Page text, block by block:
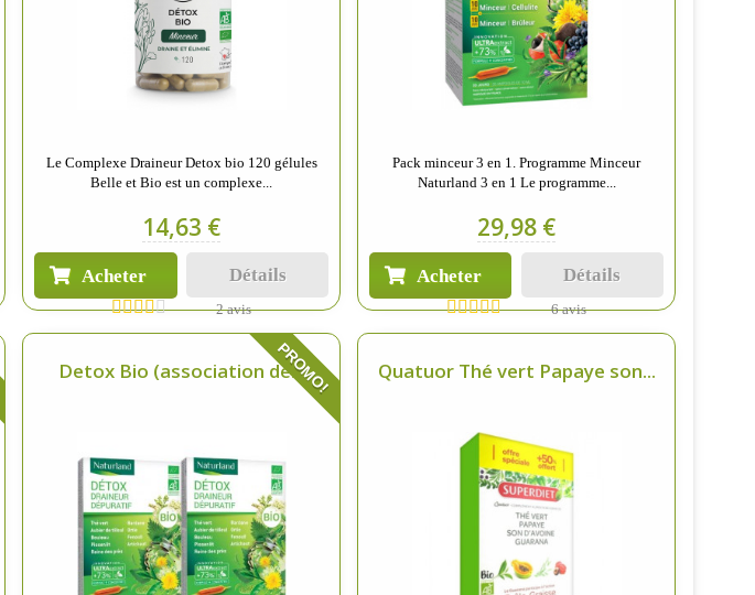
Le Complexe Draineur Detox bio 120 gélules
Belle et Bio est un complexe...
14,63 €
Acheter Détails
2 avis
Pack minceur 3 en 1. Programme Minceur
Naturland 3 en 1 Le programme...
29,98 €
Acheter Détails
6 avis
Detox Bio (association de...PROMO! Quatuor Thé vert Papaye son...